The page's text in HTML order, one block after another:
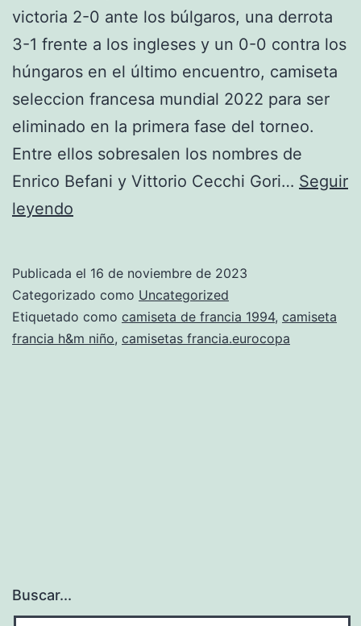
victoria 2-0 ante los búlgaros, una derrota
3-1 frente a los ingleses y un 0-0 contra los
húngaros en el último encuentro, camiseta
seleccion francesa mundial 2022 para ser
eliminado en la primera fase del torneo.
Entre ellos sobresalen los nombres de
Enrico Befani y Vittorio Cecchi Gori… Seguir
leyendo
2018
blanca
Publicada el 16 de noviembre de 2023
Categorizado como Uncategorized
Etiquetado como camiseta de francia 1994, camiseta
francia h&m niño, camisetas francia.eurocopa
Buscar...